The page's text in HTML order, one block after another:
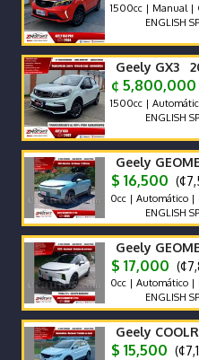
1500cc | Manual |
ENGLISH
Geely GX3
¢ 5,800,000
1500cc |
ENGLISH
Geely
$ 16,500
0cc | Automático |
ENGLISH
Geely
$ 17,000
0cc | Automático |
ENGLISH
Geely
$ 15,500